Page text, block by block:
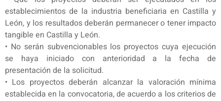
establecimientos de la industria beneficiaria en Castilla y
León, y los resultados deberán permanecer o tener impacto
tangible en Castilla y León.
• No serán subvencionables los proyectos cuya ejecución
se haya iniciado con anterioridad a la fecha de
presentación de la solicitud.
• Los proyectos deberán alcanzar la valoración mínima
establecida en la convocatoria, de acuerdo a los criterios de